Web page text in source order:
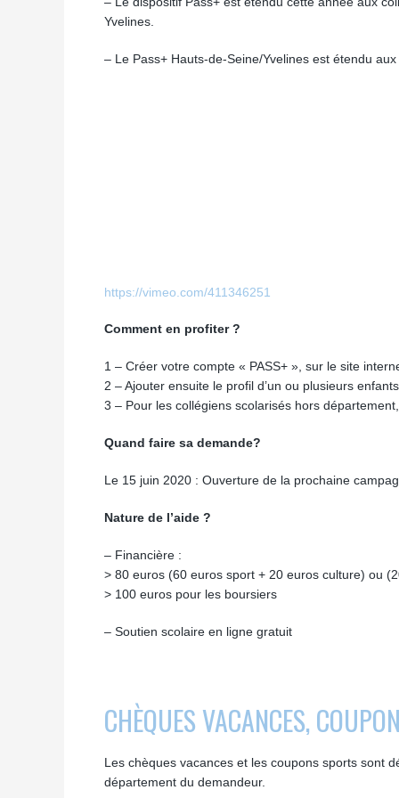
Yvelines.
– Le Pass+ Hauts-de-Seine/Yvelines est étendu
https://vimeo.com/411346251
Comment en profiter ?
1 – Créer votre compte « PASS+ », sur le site
2 – Ajouter ensuite le profil d’un ou plusieurs
3 – Pour les collégiens scolarisés hors
Quand faire sa demande?
Le 15 juin 2020 : Ouverture de la prochaine
Nature de l’aide ?
– Financière :
> 80 euros (60 euros sport + 20 euros culture) ou
> 100 euros pour les boursiers
– Soutien scolaire en ligne gratuit
CHÈQUES VACANCES,
Les chèques vacances et les coupons sports sont
département du demandeur.